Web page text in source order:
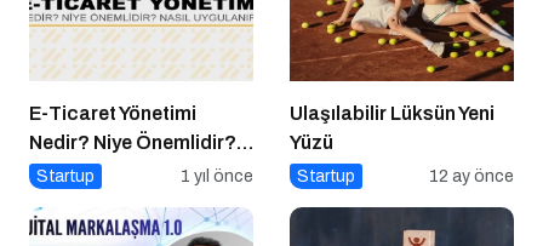
E-Ticaret Yönetimi
Nedir? Niye Önemlidir?
E-Ticaret Yönetimi Nasıl
Startup 1 yıl önce
Ulaşılabilir Lüksün Yeni
Yüzü
Startup 12 ay önce